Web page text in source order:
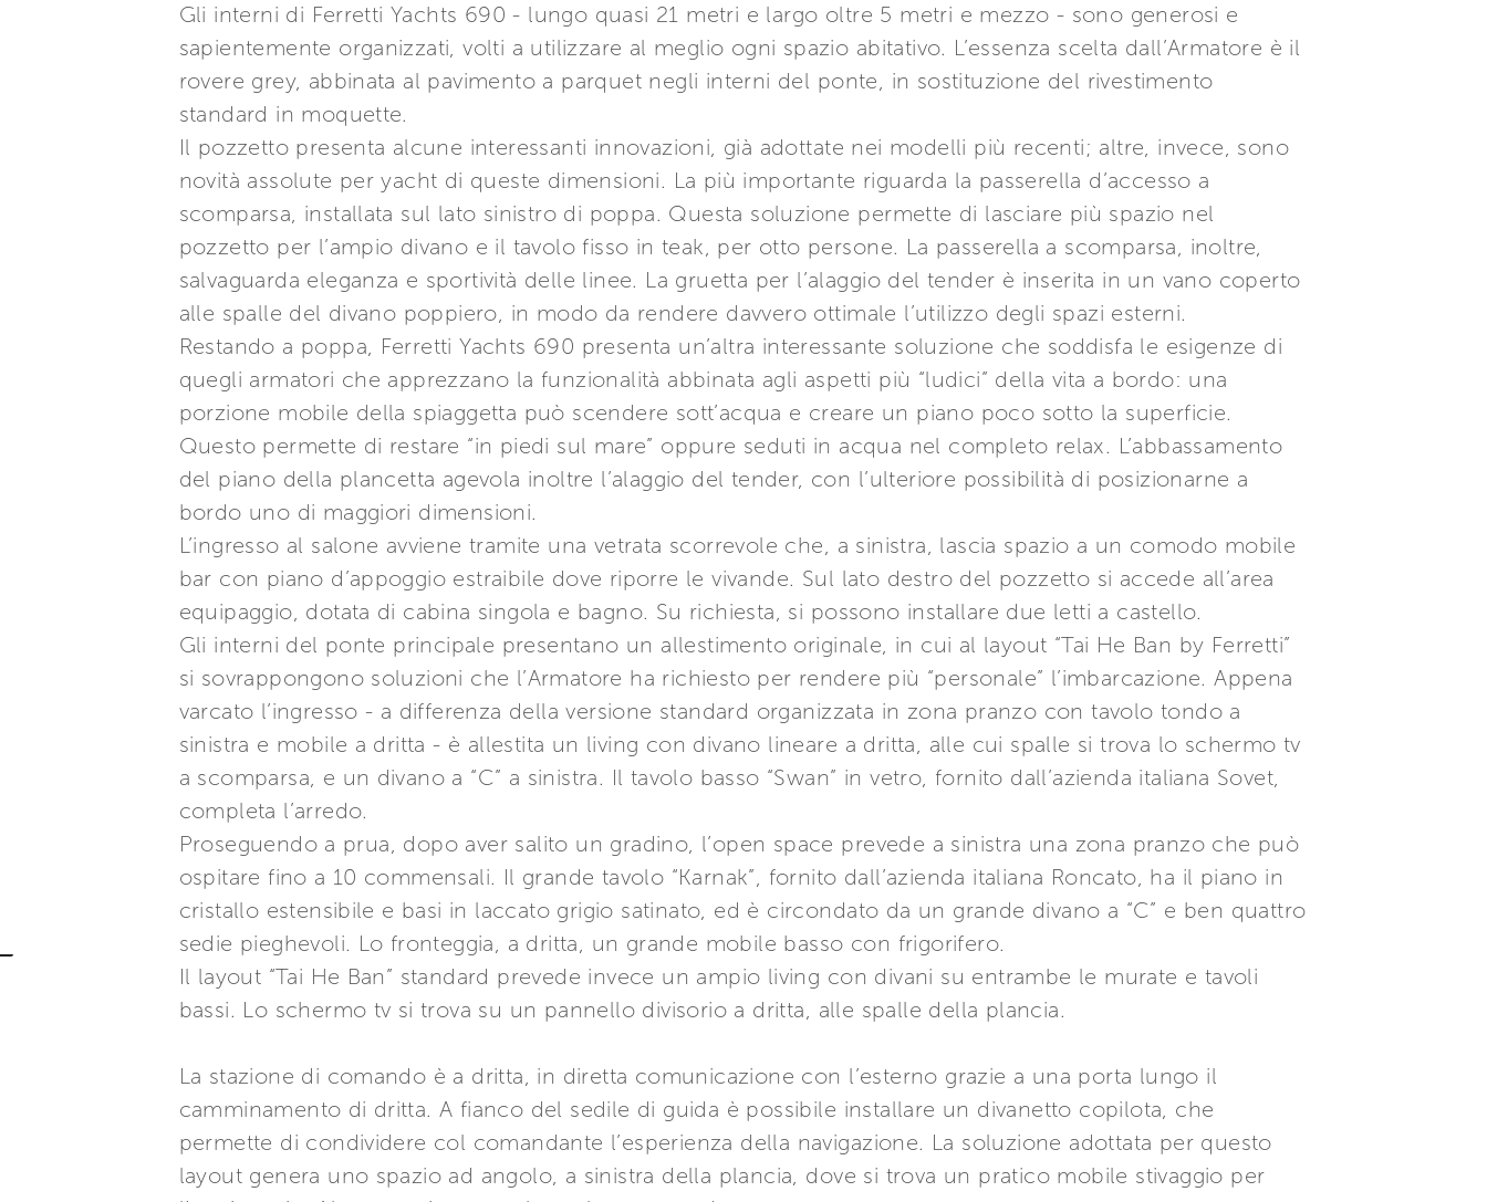
Gli interni di Ferretti Yachts 690 - lungo quasi 21 metri e largo oltre 5 metri e mezzo - sono generosi e
sapientemente organizzati, volti a utilizzare al meglio ogni spazio abitativo. L’essenza scelta dall’Armatore è il
rovere grey, abbinata al pavimento a parquet negli interni del ponte, in sostituzione del rivestimento
standard in moquette.
Il pozzetto presenta alcune interessanti innovazioni, già adottate nei modelli più recenti; altre, invece, sono
novità assolute per yacht di queste dimensioni. La più importante riguarda la passerella d’accesso a
scomparsa, installata sul lato sinistro di poppa. Questa soluzione permette di lasciare più spazio nel
pozzetto per l’ampio divano e il tavolo fisso in teak, per otto persone. La passerella a scomparsa, inoltre,
salvaguarda eleganza e sportività delle linee. La gruetta per l’alaggio del tender è inserita in un vano coperto
alle spalle del divano poppiero, in modo da rendere davvero ottimale l’utilizzo degli spazi esterni.
Restando a poppa, Ferretti Yachts 690 presenta un’altra interessante soluzione che soddisfa le esigenze di
quegli armatori che apprezzano la funzionalità abbinata agli aspetti più “ludici” della vita a bordo: una
porzione mobile della spiaggetta può scendere sott’acqua e creare un piano poco sotto la superficie.
Questo permette di restare “in piedi sul mare” oppure seduti in acqua nel completo relax. L’abbassamento
del piano della plancetta agevola inoltre l’alaggio del tender, con l’ulteriore possibilità di posizionarne a
bordo uno di maggiori dimensioni.
L’ingresso al salone avviene tramite una vetrata scorrevole che, a sinistra, lascia spazio a un comodo mobile
bar con piano d’appoggio estraibile dove riporre le vivande. Sul lato destro del pozzetto si accede all’area
equipaggio, dotata di cabina singola e bagno. Su richiesta, si possono installare due letti a castello.
Gli interni del ponte principale presentano un allestimento originale, in cui al layout “Tai He Ban by Ferretti”
si sovrappongono soluzioni che l’Armatore ha richiesto per rendere più “personale” l’imbarcazione. Appena
varcato l’ingresso - a differenza della versione standard organizzata in zona pranzo con tavolo tondo a
sinistra e mobile a dritta - è allestita un living con divano lineare a dritta, alle cui spalle si trova lo schermo tv
a scomparsa, e un divano a “C” a sinistra. Il tavolo basso “Swan” in vetro, fornito dall’azienda italiana Sovet,
completa l’arredo.
Proseguendo a prua, dopo aver salito un gradino, l’open space prevede a sinistra una zona pranzo che può
ospitare fino a 10 commensali. Il grande tavolo “Karnak”, fornito dall’azienda italiana Roncato, ha il piano in
cristallo estensibile e basi in laccato grigio satinato, ed è circondato da un grande divano a “C” e ben quattro
sedie pieghevoli. Lo fronteggia, a dritta, un grande mobile basso con frigorifero.
Il layout “Tai He Ban” standard prevede invece un ampio living con divani su entrambe le murate e tavoli
bassi. Lo schermo tv si trova su un pannello divisorio a dritta, alle spalle della plancia.
La stazione di comando è a dritta, in diretta comunicazione con l’esterno grazie a una porta lungo il
camminamento di dritta. A fianco del sedile di guida è possibile installare un divanetto copilota, che
permette di condividere col comandante l’esperienza della navigazione. La soluzione adottata per questo
layout genera uno spazio ad angolo, a sinistra della plancia, dove si trova un pratico mobile stivaggio per